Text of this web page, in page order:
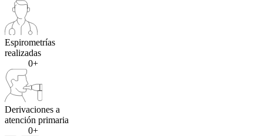
Espirometrías
realizadas
0+
Derivaciones a
atención primaria
0+